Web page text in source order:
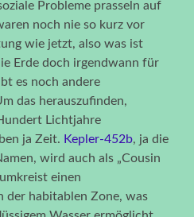
Probleme prasseln auf
noch nie so kurz vor
wie jetzt, also was ist
Erde doch irgendwann für
es noch andere
das herauszufinden,
Lichtjahre
ja Zeit. Kepler-452b, ja die
wird auch als „Cousin
einen
der habitablen Zone, was